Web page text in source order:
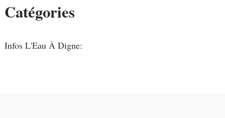
Catégories
Infos L'Eau À Digne: